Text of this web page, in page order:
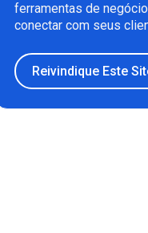
ferramentas de
conectar com seus
Reivindique Este